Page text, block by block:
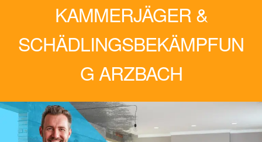
KAMMERJÄGER &
SCHÄDLINGSBEKÄMPFUN
G ARZBACH